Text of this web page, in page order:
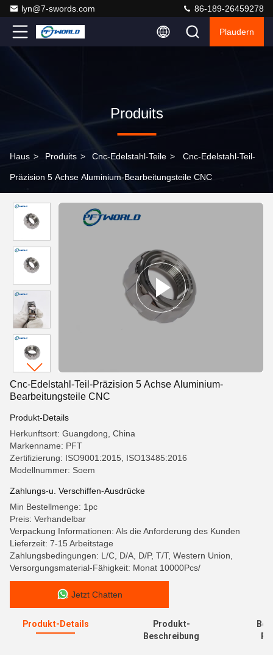
lyn@7-swords.com 86-189-26459278
Plaudern
Produits
Haus > Produits > Cnc-Edelstahl-Teile > Cnc-Edelstahl-Teil-
Präzision 5 Achse Aluminium-Bearbeitungsteile CNC
Cnc-Edelstahl-Teil-Präzision 5 Achse Aluminium-
Bearbeitungsteile CNC
Produkt-Details
Herkunftsort: Guangdong, China
Markenname: PFT
Zertifizierung: ISO9001:2015, ISO13485:2016
Modellnummer: Soem
Zahlungs-u. Verschiffen-Ausdrücke
Min Bestellmenge: 1pc
Preis: Verhandelbar
Verpackung Informationen: Als die Anforderung des Kunden
Lieferzeit: 7-15 Arbeitstage
Zahlungsbedingungen: L/C, D/A, D/P, T/T, Western Union,
Versorgungsmaterial-Fähigkeit: Monat 10000Pcs/
Jetzt Chatten
Produkt-Details
Produkt-
Beschreibung